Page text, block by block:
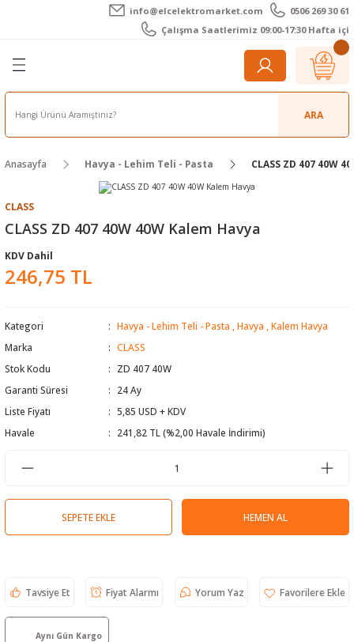
info@elcelektromarket.com
0506 269 30 61
Çalışma Saatlerimiz 09:00-17:30 Hafta içi
Geri Dön
Geri Dön
Cihazı
Geri Dön
Kameralar
Geri Dön
Cihazları
Ölçerler
Cihazları
Geri Dön
Teli - Pasta
Geri Dön
ARA
Anasayfa Havya - Lehim Teli - Pasta CLASS ZD 407 40W
CLASS
CLASS ZD 407 40W 40W Kalem Havya
KDV Dahil
246,75 TL
Kategori Havya - Lehim Teli - Pasta Havya
Kalem Havya
Marka
CLASS
Stok Kodu
ZD 407 40W
Garanti Süresi
24 Ay
Liste Fiyatı
5,85 USD + KDV
Havale
241,82 TL (%2,00 Havale İndirimi)
SEPETE EKLE HEMEN AL
Tavsiye Et Fiyat Alarmı Yorum Yaz
Aynı Gün Kargo